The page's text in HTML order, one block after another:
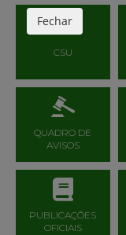
CSU
QUADRO DE
AVISOS
PUBLICAÇÕES
OFICIAIS
Fechar